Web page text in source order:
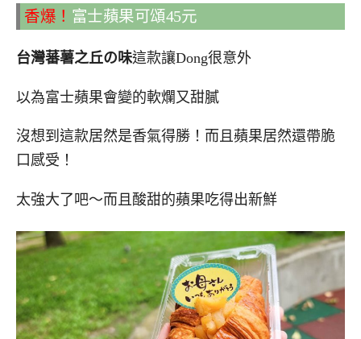
香爆！ 富士蘋果可頌45元
台灣蕃薯之丘の味這款讓Dong很意外
以為富士蘋果會變的軟爛又甜膩
沒想到這款居然是香氣得勝！而且蘋果居然還帶脆
口感受！
太強大了吧～而且酸甜的蘋果吃得出新鮮